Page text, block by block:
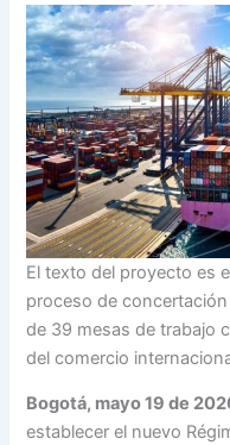
El texto del proyecto es
proceso de
de 39 mesas de trabajo
del comercio
Bogotá, mayo 19 de
establecer el nuevo